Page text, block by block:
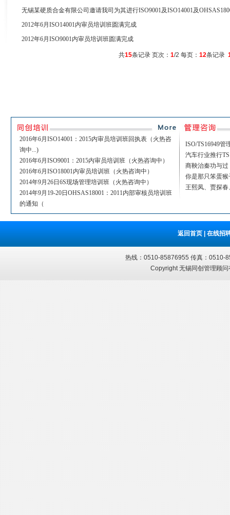
无锡某硬质合金有限公司邀请我司为其进行ISO9001及ISO14001及
2012年6月ISO14001内审员培训班圆满完成
2012年6月ISO9001内审员培训班圆满完成
共15条记录 页次： 1/2 每页： 12条记录
2016年6月ISO14001：2015内审员培训班回执表（火热咨
询中...)
2016年6月ISO9001：2015内审员培训班（火热咨询中）
2016年6月ISO18001内审员培训班（火热咨询中）
2014年9月26日6S现场管理培训班（火热咨询中）
2014年9月19-20日OHSAS18001：2011内部审核员培训班
的通知（
ISO/TS16949管
汽车行业推行
商鞅治秦功与过
你是那只笨蛋猴
王熙凤、贾探
返回首页| 在线招
热线：0510-85876955 传真：0510-
Copyright 无锡同创管理顾